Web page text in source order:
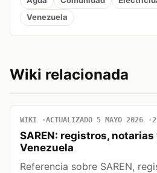
Venezuela
Wiki relacionada
WIKI ACTUALIZADO 5 MAYO 2026
SAREN: registros,
Venezuela
Referencia sobre SAREN,